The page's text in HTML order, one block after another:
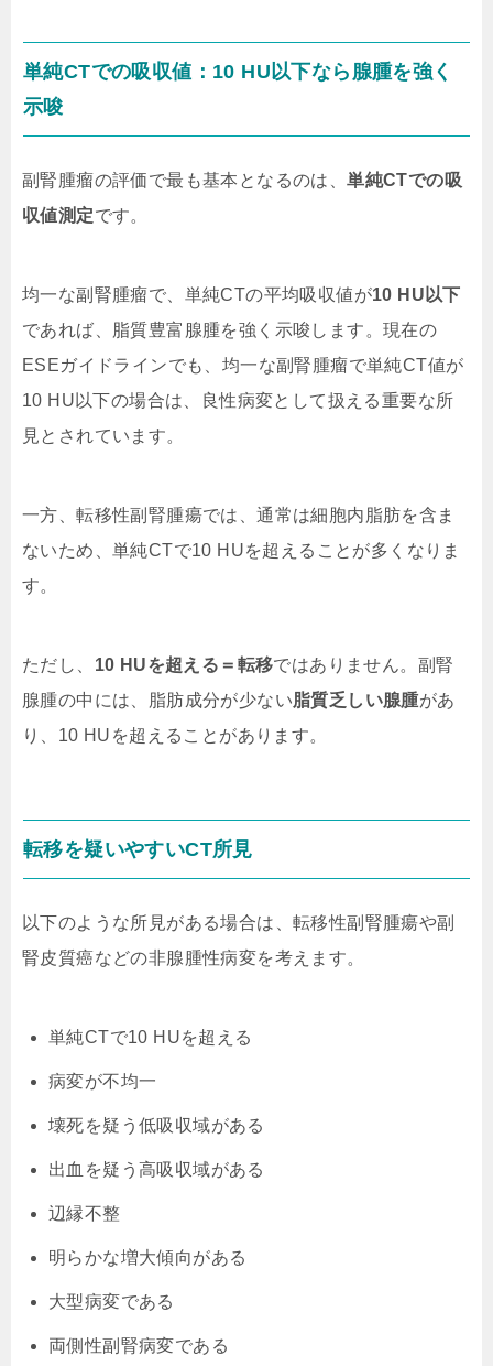
単純CTでの吸収値：10 HU以下なら腺腫を強く
示唆
副腎腫瘤の評価で最も基本となるのは、単純CTでの吸
収値測定です。
均一な副腎腫瘤で、単純CTの平均吸収値が10 HU以下
であれば、脂質豊富腺腫を強く示唆します。現在の
ESEガイドラインでも、均一な副腎腫瘤で単純CT値が
10 HU以下の場合は、良性病変として扱える重要な所
見とされています。
一方、転移性副腎腫瘍では、通常は細胞内脂肪を含ま
ないため、単純CTで10 HUを超えることが多くなりま
す。
ただし、 10 HUを超える＝転移ではありません。副腎
腺腫の中には、脂肪成分が少ない脂質乏しい腺腫があ
り、10 HUを超えることがあります。
転移を疑いやすいCT所見
以下のような所見がある場合は、転移性副腎腫瘍や副
腎皮質癌などの非腺腫性病変を考えます。
単純CTで10 HUを超える
病変が不均一
壊死を疑う低吸収域がある
出血を疑う高吸収域がある
辺縁不整
明らかな増大傾向がある
大型病変である
両側性副腎病変である